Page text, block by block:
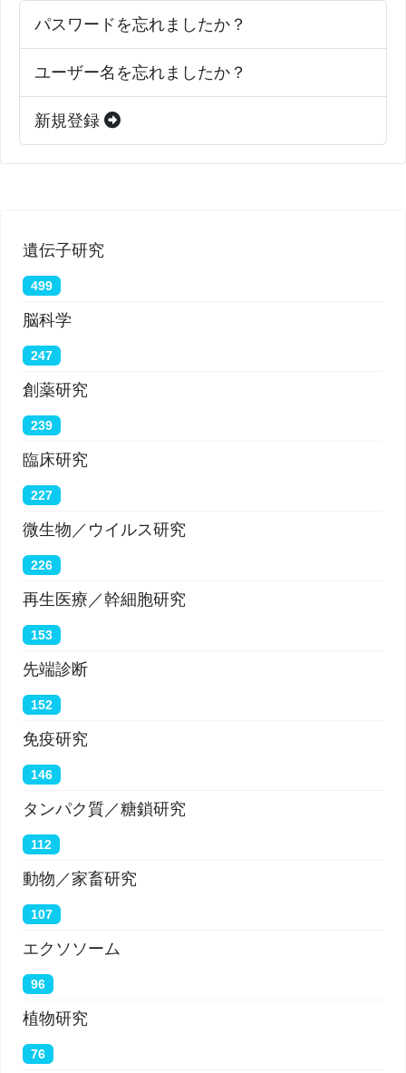
パスワードを忘れましたか？
ユーザー名を忘れましたか？
新規登録
遺伝子研究
499
脳科学
247
創薬研究
239
臨床研究
227
微生物／ウイルス研究
226
再生医療／幹細胞研究
153
先端診断
152
免疫研究
146
タンパク質／糖鎖研究
112
動物／家畜研究
107
エクソソーム
96
植物研究
76